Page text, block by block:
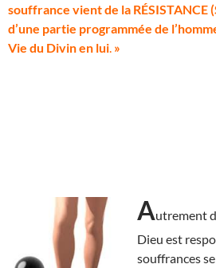
souffrance vient de la RÉSISTANCE
d’une partie programmée de
Vie du Divin en lui »
Autrement
Dieu est
souffrances